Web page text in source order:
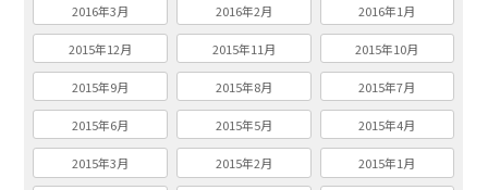
2016年3月 2016年2月 2016年1月
2015年12月 2015年11月 2015年10月
2015年9月 2015年8月 2015年7月
2015年6月 2015年5月 2015年4月
2015年3月 2015年2月 2015年1月